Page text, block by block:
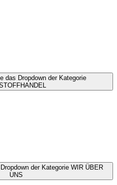
das Dropdown der Kategorie
der Kategorie WIR ÜBER
UNS